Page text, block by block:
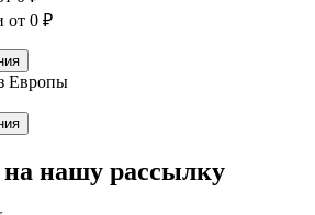
от 0 ₽
Европы
нашу рассылку